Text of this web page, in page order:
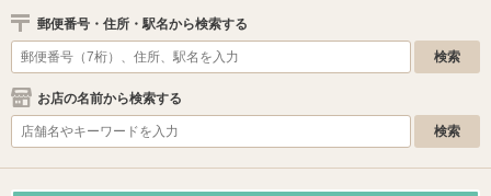
郵便番号・住所・駅名から検索する
お店の名前から検索する